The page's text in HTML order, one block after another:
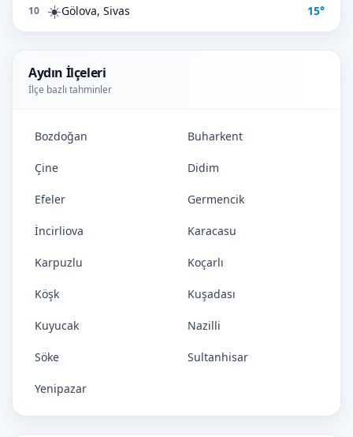
10 ☀️Gölova, Sivas 15°
Aydın İlçeleri
İlçe bazlı tahminler
Bozdoğan Buharkent
Çine Didim
Efeler Germencik
İncirliova Karacasu
Karpuzlu Koçarlı
Köşk Kuşadası
Kuyucak Nazilli
Söke Sultanhisar
Yenipazar